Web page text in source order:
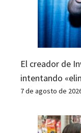
El creador de
intentando
7 de agosto de